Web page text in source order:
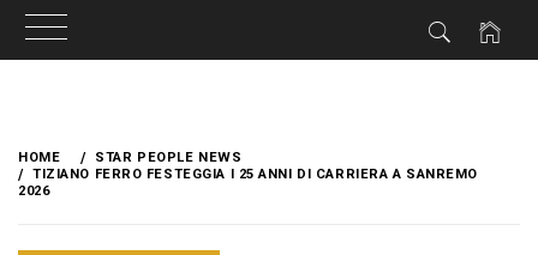
content
HOME
STAR PEOPLE NEWS
TIZIANO FERRO FESTEGGIA I 25 ANNI DI CARRIERA A SANREMO
2026